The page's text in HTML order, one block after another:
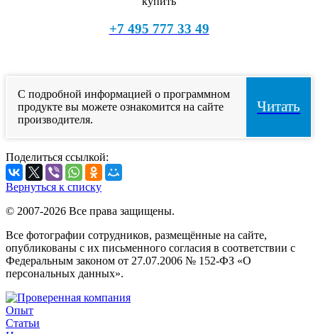
+7 495 777 33 49
С подробной информацией о программном
продукте вы можете ознакомится на сайте
производителя.
Читать
Поделиться ссылкой:
Вернуться к списку
© 2007-2026 Все права защищены.
Все фотографии сотрудников, размещённые на сайте,
опубликованы с их письменного согласия в соответствии с
Федеральным законом от 27.07.2006 № 152-ФЗ «О
персональных данных».
Опыт
Статьи